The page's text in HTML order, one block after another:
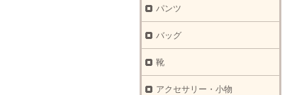
パンツ
バッグ
靴
アクセサリー・小物